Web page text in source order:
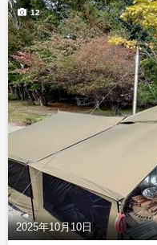
2025年10月10日
12